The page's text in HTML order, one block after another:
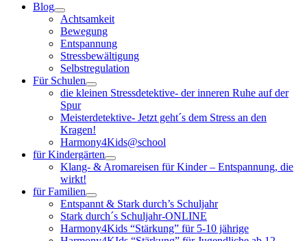
Blog
Achtsamkeit
Bewegung
Entspannung
Stressbewältigung
Selbstregulation
Für Schulen
die kleinen Stressdetektive- der inneren Ruhe auf der
Spur
Meisterdetektive- Jetzt geht´s dem Stress an den
Kragen!
Harmony4Kids@school
für Kindergärten
Klang- & Aromareisen für Kinder – Entspannung, die
wirkt!
für Familien
Entspannt & Stark durch’s Schuljahr
Stark durch´s Schuljahr-ONLINE
Harmony4Kids “Stärkung” für 5-10 jährige